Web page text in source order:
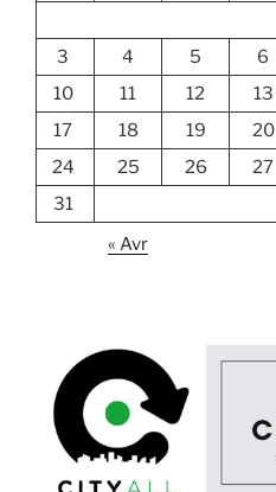
3
4 5 6
10
11 12 13
17
18 19 20
24
25 26 27
31
« Avr